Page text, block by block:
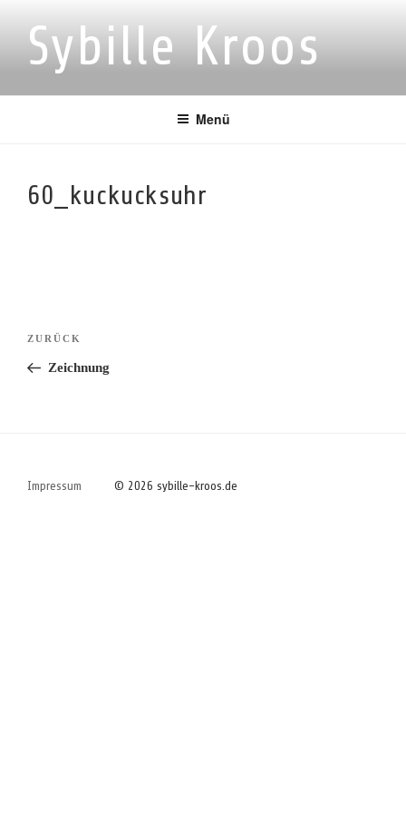
Inhalt
springenSybille Kroos
Menü
60_kuckucksuhr
Beitragsnavigation
Vorheriger
Beitrag
ZURÜCK
Zeichnung
Impressum © 2026 sybille-kroos.de